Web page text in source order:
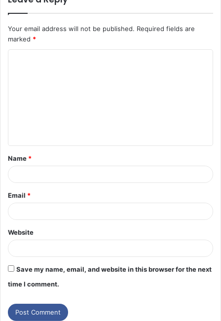
Your email address will not be published. Required fields are
marked *
Name *
Email *
Website
Save my name, email, and website in this browser for the next
time I comment.